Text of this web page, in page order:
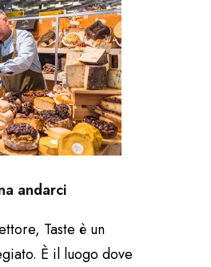
andarci
Taste è un
È il luogo dove